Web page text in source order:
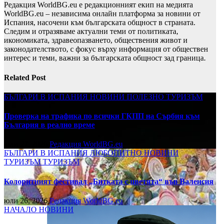
Редакция WorldBG.eu е редакционният екип на медията
WorldBG.eu – независима онлайн платформа за новини от
Испания, насочени към българската общност в страната.
Следим и отразяваме актуални теми от политиката,
икономиката, здравеопазването, обществения живот и
законодателството, с фокус върху информация от обществен
интерес и теми, важни за българската общност зад граница.
Related Post
БЪЛГАРИ В ИСПАНИЯ НОВИНИ ПОЛЕЗНО ТУРИЗЪМ
Проверка на трафика по всички ГКПП на Сърбия към
България в реално време
Редакция WorldBG.eu
БЪЛГАРИ В ИСПАНИЯ ЛЮБОПИТНОНОВИНИ
ТУРИЗЪМТУРИЗЪМ
Колоритният фестивал „Битката с цветята“ във Валенсия
юли 26, 2026Редакция WorldBG.eu
НАЧАЛО НОВИНИ